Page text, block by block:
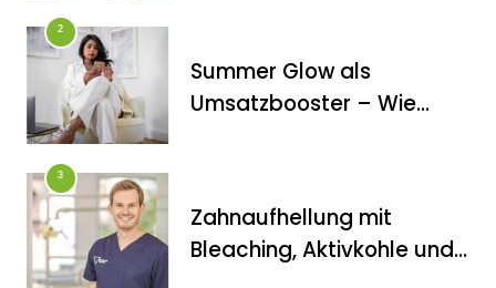
2
Summer Glow als
Umsatzbooster – Wie
3
Zahnaufhellung mit
Bleaching, Aktivkohle und
FITNESS
Die perfekten Liegestütze